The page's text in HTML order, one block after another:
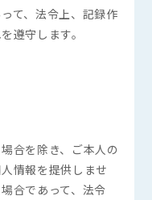
オフィス移転
て、法令上、記録作
遵守します。
合を除き、ご本人の
情報を提供しませ
合であって、法令